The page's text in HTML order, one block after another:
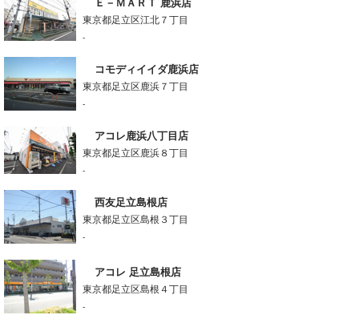
Ｅ－ＭＡＲＴ 鹿浜店
東京都足立区江北７丁目
-
コモディイイダ鹿浜店
東京都足立区鹿浜７丁目
-
アコレ鹿浜八丁目店
東京都足立区鹿浜８丁目
-
西友足立島根店
東京都足立区島根３丁目
-
アコレ 足立島根店
東京都足立区島根４丁目
-